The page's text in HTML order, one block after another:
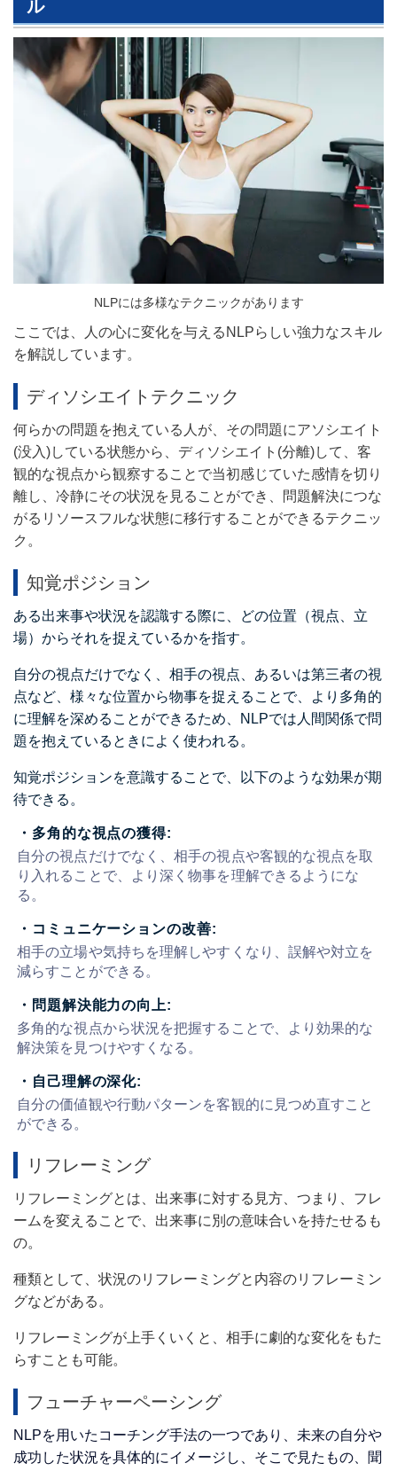
ル
NLPには多様なテクニックがあります
ここでは、人の心に変化を与えるNLPらしい強力なスキル
を解説しています。
ディソシエイトテクニック
何らかの問題を抱えている人が、その問題にアソシエイト
(没入)している状態から、ディソシエイト (分離)して、客
観的な視点から観察することで当初感じていた感情を切り
離し、冷静にその状況を見ることができ、問題解決につな
がるリソースフルな状態に移行することができるテクニッ
ク。
知覚ポジション
ある出来事や状況を認識する際に、どの位置（視点、立
場）からそれを捉えているかを指す。
自分の視点だけでなく、相手の視点、あるいは第三者の視
点など、様々な位置から物事を捉えることで、より多角的
に理解を深めることができるため、NLPでは人間関係で問
題を抱えているときによく使われる。
知覚ポジションを意識することで、以下のような効果が期
待できる。
・多角的な視点の獲得:
自分の視点だけでなく、相手の視点や客観的な視点を取
り入れることで、より深く物事を理解できるようにな
る。
・コミュニケーションの改善:
相手の立場や気持ちを理解しやすくなり、誤解や対立を
減らすことができる。
・問題解決能力の向上:
多角的な視点から状況を把握することで、より効果的な
解決策を見つけやすくなる。
・自己理解の深化:
自分の価値観や行動パターンを客観的に見つめ直すこと
ができる。
リフレーミング
リフレーミングとは、 出来事に対する見方、つまり、フレ
ームを変えることで、出来事に別の意味合いを持たせるも
の。
種類として、状況のリフレーミングと内容のリフレーミン
グなどがある。
リフレーミングが上手くいくと、相手に劇的な変化をもた
らすことも可能。
フューチャーペーシング
NLPを用いたコーチング手法の一つであり、未来の自分や
成功した状況を具体的にイメージし、そこで見たもの、聞